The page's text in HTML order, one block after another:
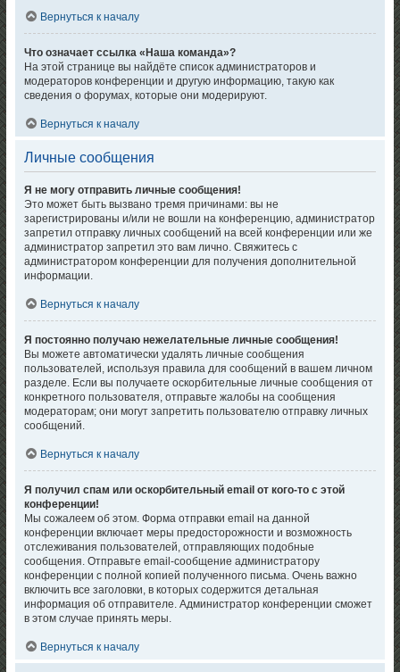
Вернуться к началу
Что означает ссылка «Наша команда»?
На этой странице вы найдёте список администраторов и
модераторов конференции и другую информацию, такую как
сведения о форумах, которые они модерируют.
Вернуться к началу
Личные сообщения
Я не могу отправить личные сообщения!
Это может быть вызвано тремя причинами: вы не
зарегистрированы и/или не вошли на конференцию, администратор
запретил отправку личных сообщений на всей конференции или же
администратор запретил это вам лично. Свяжитесь с
администратором конференции для получения дополнительной
информации.
Вернуться к началу
Я постоянно получаю нежелательные личные сообщения!
Вы можете автоматически удалять личные сообщения
пользователей, используя правила для сообщений в вашем личном
разделе. Если вы получаете оскорбительные личные сообщения от
конкретного пользователя, отправьте жалобы на сообщения
модераторам; они могут запретить пользователю отправку личных
сообщений.
Вернуться к началу
Я получил спам или оскорбительный email от кого-то с этой
конференции!
Мы сожалеем об этом. Форма отправки email на данной
конференции включает меры предосторожности и возможность
отслеживания пользователей, отправляющих подобные
сообщения. Отправьте email-сообщение администратору
конференции с полной копией полученного письма. Очень важно
включить все заголовки, в которых содержится детальная
информация об отправителе. Администратор конференции сможет
в этом случае принять меры.
Вернуться к началу